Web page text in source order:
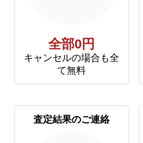
全部0円
キャンセルの場合も全
て無料
査定結果のご連絡